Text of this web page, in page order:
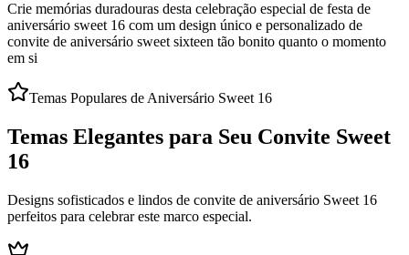
Crie memórias duradouras desta celebração especial de festa de
aniversário sweet 16 com um design único e personalizado de
convite de aniversário sweet sixteen tão bonito quanto o momento
em si
Temas Populares de Aniversário Sweet 16
Temas Elegantes para Seu Convite Sweet
16
Designs sofisticados e lindos de convite de aniversário Sweet 16
perfeitos para celebrar este marco especial.